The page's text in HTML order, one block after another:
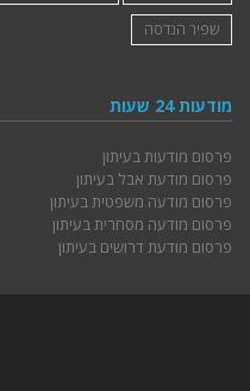
שפיר הנדסה
מודעות 24 שעות
פרסום מודעות בעיתון
פרסום מודעת אבל בעיתון
פרסום מודעה משפטית בעיתון
פרסום מודעה מסחרית בעיתון
פרסום מודעת דרושים בעיתון